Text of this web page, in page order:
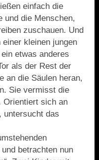
einfach die
und die Menschen,
zuschauen. Und
kleinen jungen
etwas anderes
als der Rest der
an die Säulen heran,
Sie vermisst die
Orientiert sich an
untersucht das
betrachten nun